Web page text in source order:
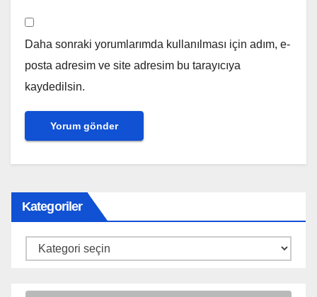
Daha sonraki yorumlarımda kullanılması için adım, e-
posta adresim ve site adresim bu tarayıcıya
kaydedilsin.
Kategoriler
Kategoriler